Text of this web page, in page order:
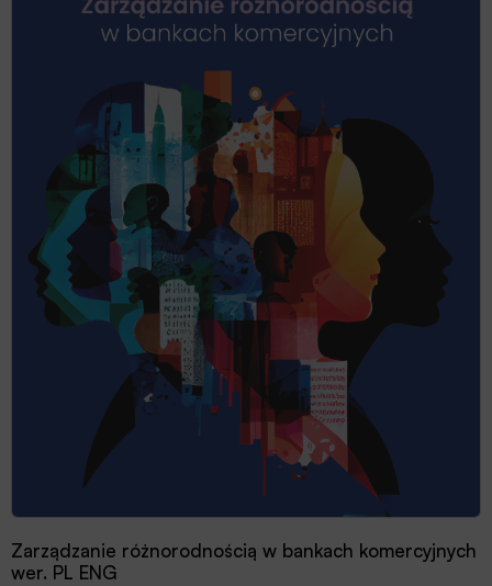
Zarządzanie różnorodnością w bankach komercyjnych
wer. PL ENG